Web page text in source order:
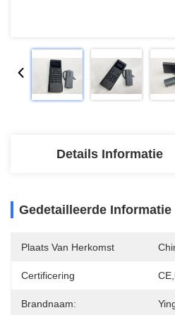
Details Informatie
Gedetailleerde Informatie
Plaats Van Herkomst
Certificering
Brandnaam: